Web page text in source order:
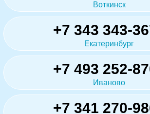
Воткинск
+7 343 343-
Екатеринбург
+7 493 252-
Иваново
+7 341 270-